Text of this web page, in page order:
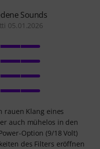
Sounds
05.01.2026
Klang eines
auch mühelos in den
Option (9/18 Volt)
des Filters eröffnen